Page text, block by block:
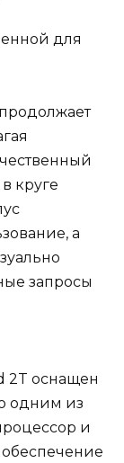
для
круге
а
запросы
2T оснащен
одним из
и